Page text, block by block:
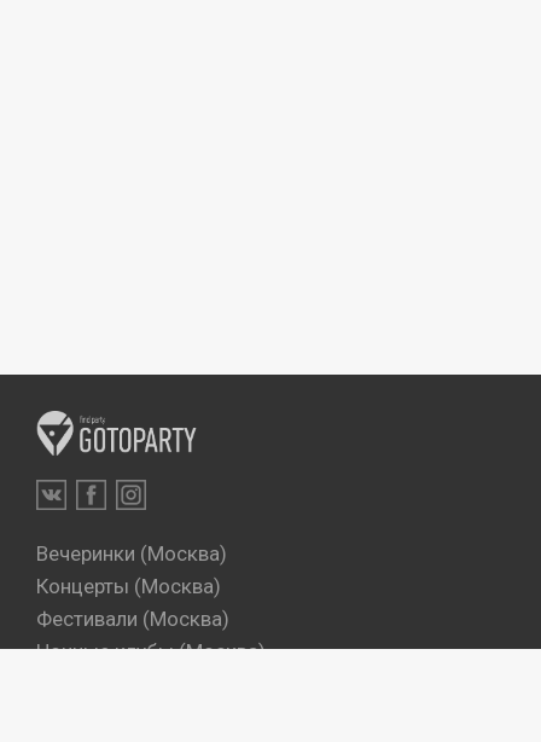
Вечеринки (Москва)
Концерты (Москва)
Фестивали (Москва)
Ночные клубы (Москва)